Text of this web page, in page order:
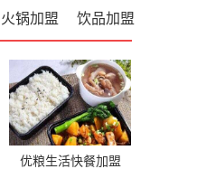
饮品加盟
火锅加盟
优粮生活快餐加盟